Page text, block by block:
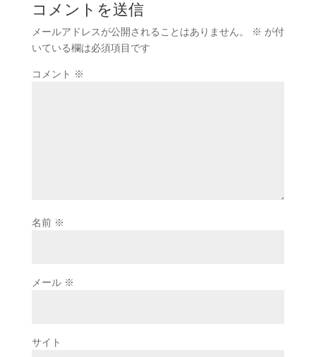
コメントを送信
メールアドレスが公開されることはありません。 ※ が付
いている欄は必須項目です
コメント ※
名前 ※
メール ※
サイト